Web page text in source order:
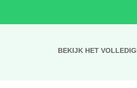
BEKIJK HET